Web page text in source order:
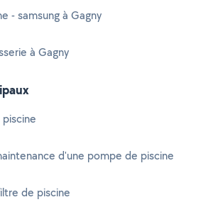
- samsung à Gagny
à Gagny
d'une pompe de piscine
de piscine